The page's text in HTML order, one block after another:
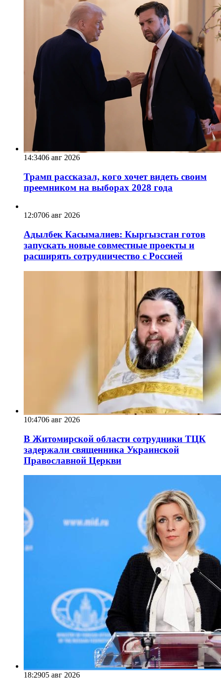
14:3406 авг 2026
Трамп рассказал, кого хочет видеть своим
преемником на выборах 2028 года
12:0706 авг 2026
Адылбек Касымалиев: Кыргызстан готов
запускать новые совместные проекты и
расширять сотрудничество с Россией
10:4706 авг 2026
В Житомирской области сотрудники ТЦК
задержали священника Украинской
Православной Церкви
18:2905 авг 2026